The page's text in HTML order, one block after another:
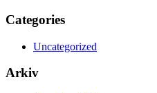
Categories
Uncategorized
Arkiv